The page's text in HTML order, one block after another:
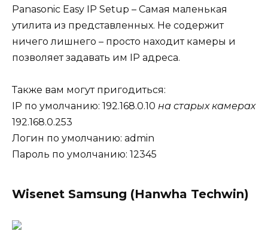
Panasonic Easy IP Setup – Самая маленькая
утилита из представленных. Не содержит
ничего лишнего – просто находит камеры и
позволяет задавать им IP адреса.
Также вам могут пригодиться:
IP по умолчанию: 192.168.0.10 на старых камерах
192.168.0.253
Логин по умолчанию: admin
Пароль по умолчанию: 12345
Wisenet Samsung (Hanwha Techwin)